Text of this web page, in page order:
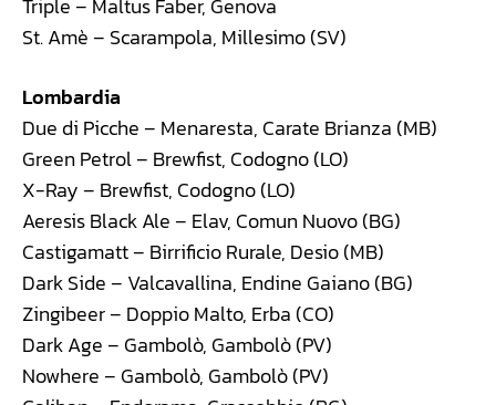
Triple – Maltus Faber, Genova
St. Amè – Scarampola, Millesimo (SV)
Lombardia
Due di Picche – Menaresta, Carate Brianza (MB)
Green Petrol – Brewfist, Codogno (LO)
X-Ray – Brewfist, Codogno (LO)
Aeresis Black Ale – Elav, Comun Nuovo (BG)
Castigamatt – Birrificio Rurale, Desio (MB)
Dark Side – Valcavallina, Endine Gaiano (BG)
Zingibeer – Doppio Malto, Erba (CO)
Dark Age – Gambolò, Gambolò (PV)
Nowhere – Gambolò, Gambolò (PV)